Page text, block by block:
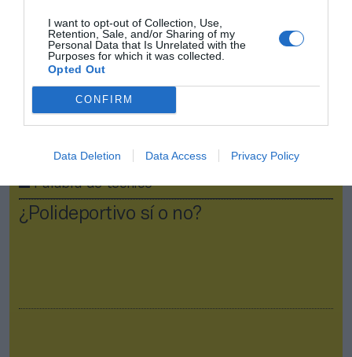
I want to opt-out of Collection, Use,
Retention, Sale, and/or Sharing of my
Personal Data that Is Unrelated with the
Purposes for which it was collected.
Opted Out
CONFIRM
Data Deletion Data Access Privacy Policy
El LCPD, ¿qué es?
Palabra de técnico
¿Polideportivo sí o no?